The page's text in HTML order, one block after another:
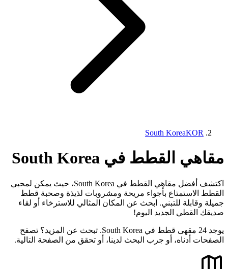
South KoreaKOR
مقاهي القطط في South Korea
اكتشف أفضل مقاهي القطط في South Korea، حيث يمكن لمحبي
القطط الاستمتاع بأجواء مريحة ومشروبات لذيذة وصحبة قطط
جميلة وقابلة للتبني. ابحث عن المكان المثالي للاسترخاء أو لقاء
صديقك القطي الجديد اليوم!
يوجد 24 مقهى قطط في South Korea. تبحث عن المزيد؟ تصفح
الصفحات أدناه، أو جرب البحث لدينا، أو تحقق من الصفحة التالية.